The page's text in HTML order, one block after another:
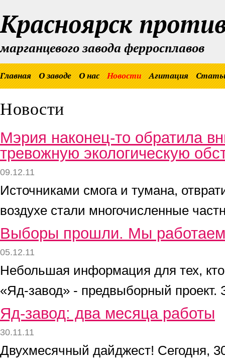
Красноярск
марганцевого завода ферросплавов
Главная О заводе О нас Новости Агитация
Новости
Мэрия наконец-то обратила
тревожную экологическую
09.12.11
Источниками смога и тумана,
воздухе стали многочисленные
Выборы прошли. Мы работаем
05.12.11
Небольшая информация для тех,
«Яд-завод» - предвыборный проект.
Яд-завод: два месяца работы
30.11.11
Двухмесячный дайджест! Сегодня,